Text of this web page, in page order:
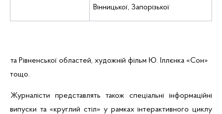
Вінницької, Запорізької
та Рівненської областей, художній фільм Ю. Іллєнка «Сон»
тощо.
Журналісти представлять також спеціальні інформаційні
випуски та «круглий стіл» у рамках інтерактивного циклу